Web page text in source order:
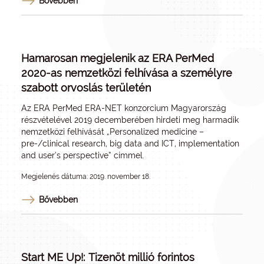
Hamarosan megjelenik az ERA PerMed
2020-as nemzetközi felhívása a személyre
szabott orvoslás területén
Az ERA PerMed ERA-NET konzorcium Magyarország
részvételével 2019 decemberében hirdeti meg harmadik
nemzetközi felhívását „Personalized medicine –
pre-/clinical research, big data and ICT, implementation
and user’s perspective” címmel.
Megjelenés dátuma: 2019. november 18.
Bővebben
Start ME Up!: Tizenöt millió forintos